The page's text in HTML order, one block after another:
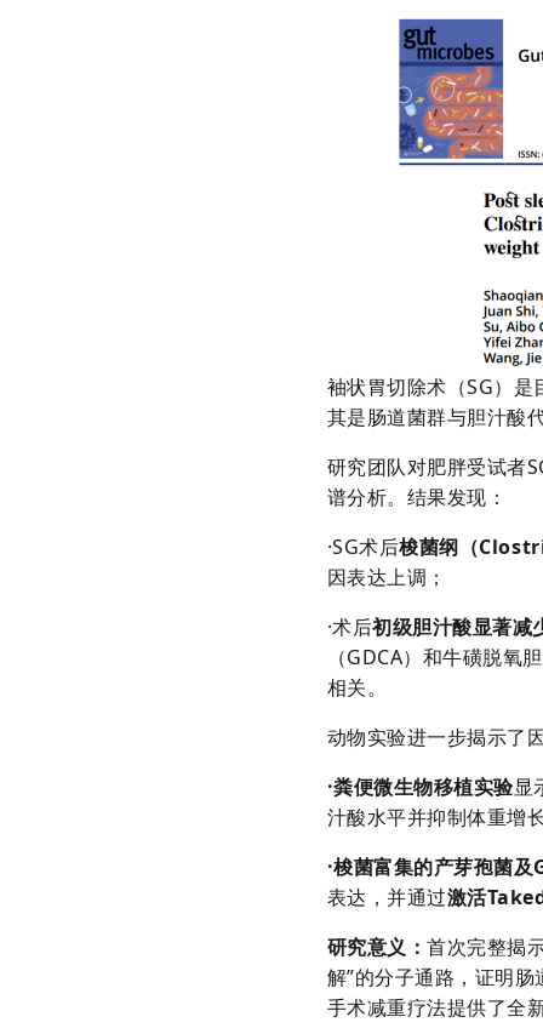
袖状胃切除术（SG）
其是肠道菌群与胆汁酸
研究团队对肥胖受试者
谱分析。结果发现：
·SG术后梭菌纲（
因表达上调；
·术后初级胆汁酸显著减
（GDCA）和牛磺脱氧
相关。
动物实验进一步揭示了
·粪便微生物移植实验显
汁酸水平并抑制体重增
·梭菌富集的产芽孢菌及
表达，并通过激活
研究意义 ：首次完整揭
解”的分子通路，证明
手术减重疗法提供了全